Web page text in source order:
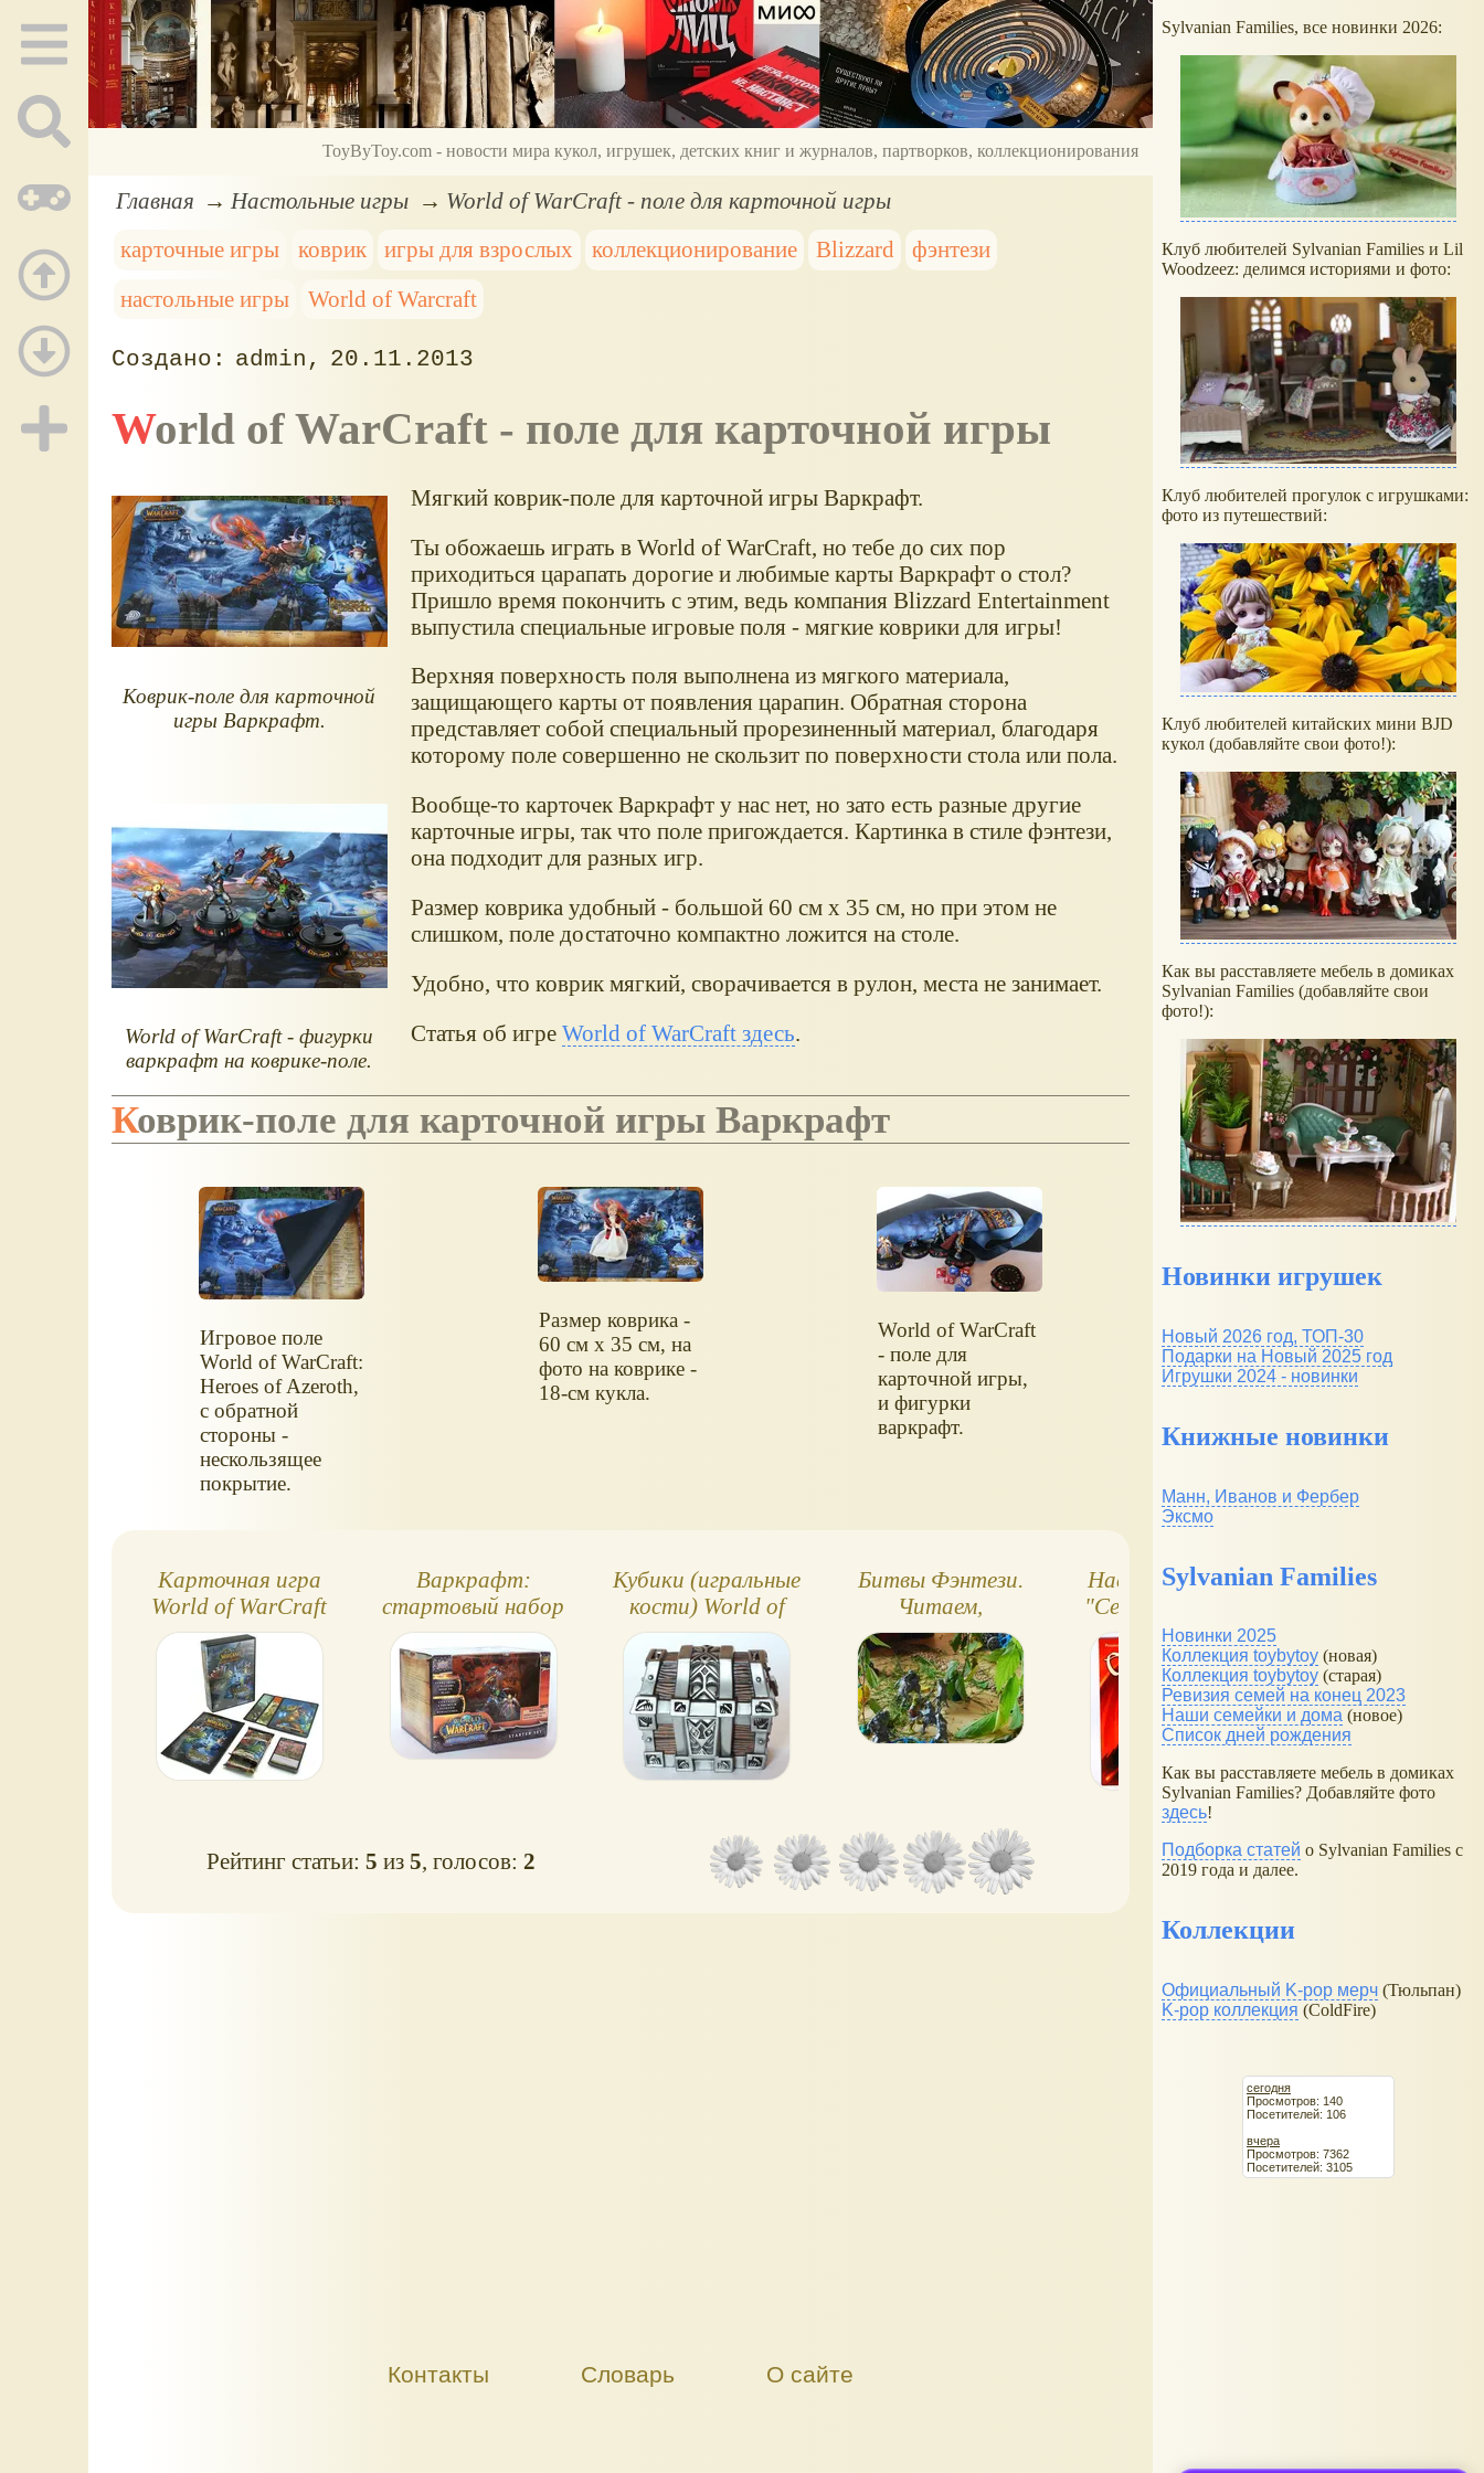
ToyByToy.com - новости мира кукол, игрушек, детских книг и журналов, партворков, коллекционирования
Главная Настольные игры
World of WarCraft - поле для карточной игры
карточные игры
коврик игры для взрослых коллекционирование Blizzard
фэнтези
настольные игры
World of Warcraft
admin 20.11.2013
World of WarCraft - поле для карточной игры
Коврик-поле для карточной
игры Варкрафт.
Мягкий коврик-поле для карточной игры Варкрафт.
Ты обожаешь играть в World of WarCraft, но тебе до сих пор
приходиться царапать дорогие и любимые карты Варкрафт о стол?
Пришло время покончить с этим, ведь компания Blizzard Entertainment
выпустила специальные игровые поля - мягкие коврики для игры!
Верхняя поверхность поля выполнена из мягкого материала,
защищающего карты от появления царапин. Обратная сторона
представляет собой специальный прорезиненный материал, благодаря
которому поле совершенно не скользит по поверхности стола или пола.
World of WarCraft - фигурки
варкрафт на коврике-поле.
Вообще-то карточек Варкрафт у нас нет, но зато есть разные другие
карточные игры, так что поле пригождается. Картинка в стиле фэнтези,
она подходит для разных игр.
Размер коврика удобный - большой 60 см х 35 см, но при этом не
слишком, поле достаточно компактно ложится на столе.
Удобно, что коврик мягкий, сворачивается в рулон, места не занимает.
Статья об игре World of WarCraft здесь
Коврик-поле для карточной игры Варкрафт
Игровое поле
World of WarCraft:
Heroes of Azeroth,
с обратной
стороны -
нескользящее
покрытие.
Размер коврика -
60 см х 35 см, на
фото на коврике -
18-см кукла.
World of WarCraft
- поле для
карточной игры,
и фигурки
варкрафт.
Карточная игра
World of WarCraft
Варкрафт:
стартовый набор
Кубики (игральные
кости) World of
WarCraft: Treasure
Chest
Битвы Фэнтези.
Читаем,
обсуждаем...
Настольная игра
"Сердце дракона"
первые
впечатления
Рейтинг статьи:5 из5, голосов:2
Контакты Словарь О сайте
Sylvanian Families, все новинки 2026:
Клуб любителей Sylvanian Families и Lil
Woodzeez: делимся историями и фото:
Клуб любителей прогулок с игрушками:
фото из путешествий:
Клуб любителей китайских мини BJD
кукол (добавляйте свои фото!):
Как вы расставляете мебель в домиках
Sylvanian Families (добавляйте свои
фото!):
Новинки игрушек
Новый 2026 год, ТОП-30
Подарки на Новый 2025 год
Игрушки 2024 - новинки
Книжные новинки
Манн, Иванов и Фербер
Эксмо
Sylvanian Families
Новинки 2025
Коллекция toybytoy (новая)
Коллекция toybytoy (старая)
Ревизия семей на конец 2023
Наши семейки и дома (новое)
Список дней рождения
Как вы расставляете мебель в домиках
Sylvanian Families? Добавляйте фото
здесь!
Подборка статей о Sylvanian Families с
2019 года и далее.
Коллекции
Официальный K-pop мерч (Тюльпан)
K-pop коллекция (ColdFire)
сегодня
Просмотров: 140
Посетителей: 106
вчера
Просмотров: 7362
Посетителей: 3105